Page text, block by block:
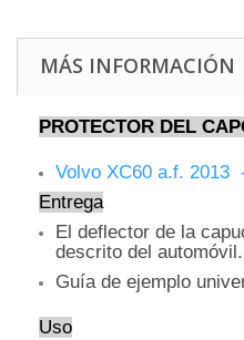
MÁS INFORMACIÓN
PROTECTOR DEL
Volvo XC60 a.f. 2013
Entrega
El deflector de la
descrito del automóvil.
Guía de ejemplo
Uso